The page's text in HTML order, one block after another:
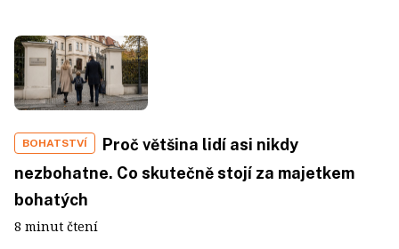
BOHATSTVÍ
Proč většina lidí asi nikdy
nezbohatne. Co skutečně stojí za majetkem
bohatých
8 minut čtení